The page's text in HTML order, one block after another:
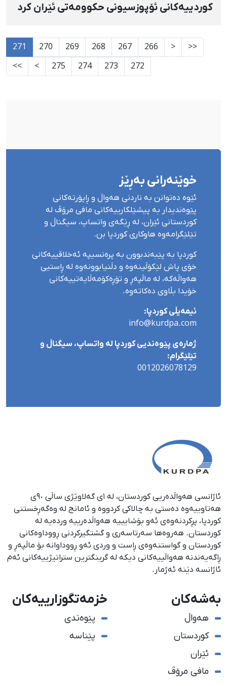
کوردییەکانی ئۆپوزسیونی حکوومەتی ئێران کرد
<<
<
266
267
268
269
270
271
272
273
274
275
>
>>
خوێنەرانی بەڕێز
ئێوە دەتوانن بە ناردنی هەواڵ و ڕاپۆرتەکانی
پێوەندیدار بە پیشێلکارییەکانی مافی مرۆڤ لە
کوردستانی ئێران، لە ڕێگەی واتساپ، سیگناڵ و
تێلێگرامەوە هاوکاری کوردپا بن.
کوردپا بە پێبەندبوون بە پرەنسیپە ئەخلاقییەکانی
خۆی پاش لێکۆڵینەوە و دڵنیابوونەوە لە ڕاستیی
هەواڵەکە، لە ماڵپەڕ و تۆڕەکۆمەڵایەتییەکانی
خۆیدا بڵاوی دەکاتەوە.
ئیمەیڵی کوردپا:
info@kurdpa.com
ژمارەی پێوەندیی کوردپا لە واتساپ، سیگناڵ و
تێلێگرام:
0012026078129
ئاژانسی هەواڵدەریی کوردستان، لە ١ی گەلاوێژی ساڵی ٩٠ی
هەتاوییەوە دەستی بە چالاکی کردووە و ئامانج لە وەگەڕخستنی
كوردپا، پڕكردنەوەی ئەو بۆشایییە هەواڵدەرییە وردەیە لە
كوردستان. هەروەها سەرتاسەری و گشتگیركردنی ڕووداوەكانی
كوردستان و گواستنەوەی ڕاست و وردی ئەو ڕووداوانە بۆ ماڵپەڕ و
ڕاگەیەندنە هەواڵییەكانی دیكە لە گرینگترین ستراتیژییەكانی ئەم
ئاژانسە دێنە ئەژمار.
بەشەکان
هەواڵ
کوردستان
ئێران
مافی مرۆڤ
خزمەتگوزارییەکان
پێوەندی
پێناسە